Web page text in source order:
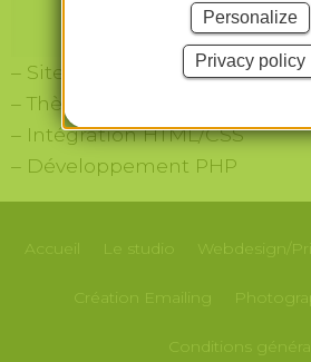
– Site réalisé avec le CMS
– Thème personnalisé
– Intégration HTML/CSS
– Développement PHP
Accueil Le studio Webdesign/
Création Emailing
Conditions
Personalize
Privacy policy